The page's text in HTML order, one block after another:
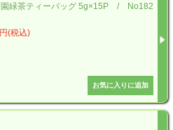
園緑茶ティーバッグ 5g×15P / No182
(税込)